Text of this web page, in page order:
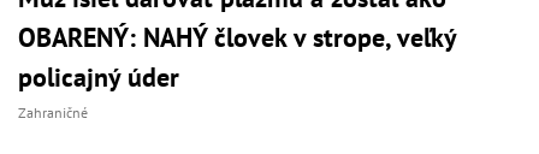
OBARENÝ: NAHÝ človek v strope, veľký
policajný úder
Zahraničné